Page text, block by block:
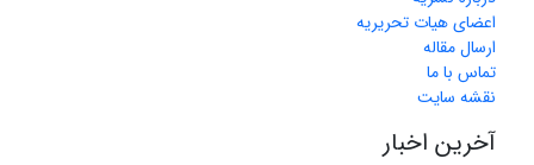
اعضای هیات تحریریه
ارسال مقاله
تماس با ما
نقشه سایت
آخرین اخبار